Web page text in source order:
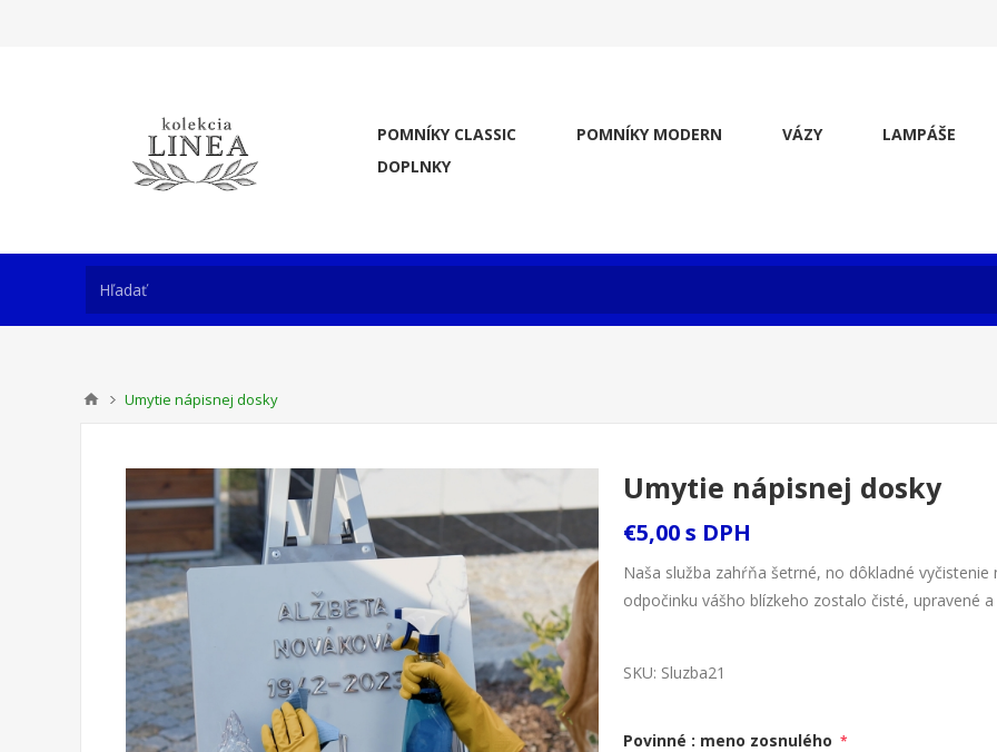
POMNÍKY CLASSIC POMNÍKY MODERN VÁZY LAMPÁŠE
DOPLNKY
Umytie nápisnej dosky
Umytie nápisnej dosky
€5,00 s DPH
Naša služba zahŕňa šetrné, no dôkladné
odpočinku vášho blízkeho zostalo čisté, upravené
SKU: Sluzba21
Povinné : meno zosnulého *